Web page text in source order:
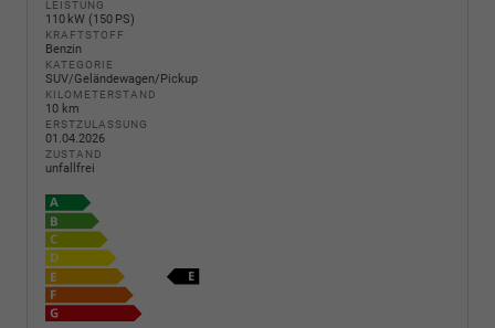
LEISTUNG
110 kW (150 PS)
KRAFTSTOFF
Benzin
KATEGORIE
SUV/Geländewagen/Pickup
KILOMETERSTAND
10 km
ERSTZULASSUNG
01.04.2026
ZUSTAND
unfallfrei